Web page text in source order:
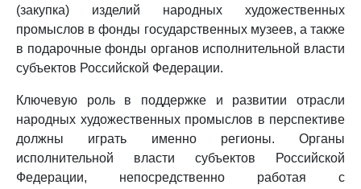
(закупка) изделий народных художественных
промыслов в фонды государственных музеев, а также
в подарочные фонды органов исполнительной власти
субъектов Российской Федерации.
Ключевую роль в поддержке и развитии отрасли
народных художественных промыслов в перспективе
должны играть именно регионы. Органы
исполнительной власти субъектов Российской
Федерации, непосредственно работая с